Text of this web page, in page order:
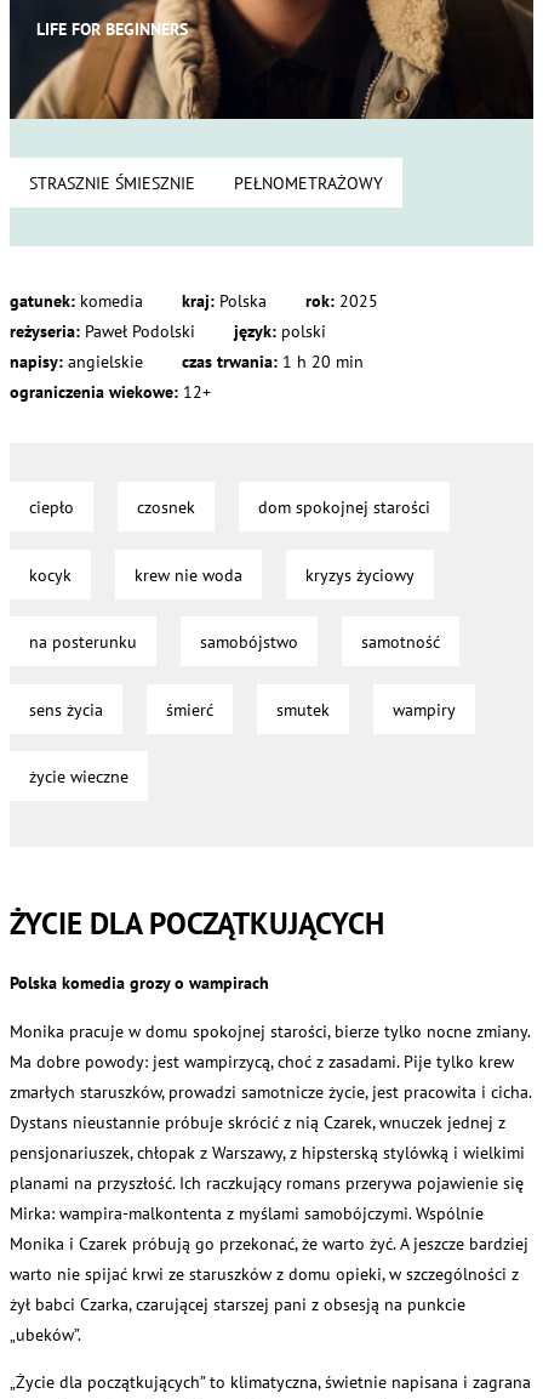
LIFE FOR BEGINNERS
STRASZNIE ŚMIESZNIE PEŁNOMETRAŻOWY
gatunek: komedia kraj: Polska rok: 2025
reżyseria: Paweł Podolski język: polski
napisy: angielskie czas trwania: 1 h 20 min
ograniczenia wiekowe: 12+
ciepło czosnek dom spokojnej starości
kocyk krew nie woda kryzys życiowy
na posterunku samobójstwo samotność
sens życia śmierć smutek wampiry
życie wieczne
ŻYCIE DLA POCZĄTKUJĄCYCH
Polska komedia grozy o wampirach
Monika pracuje w domu spokojnej starości, bierze tylko nocne zmiany.
Ma dobre powody: jest wampirzycą, choć z zasadami. Pije tylko krew
zmarłych staruszków, prowadzi samotnicze życie, jest pracowita i cicha.
Dystans nieustannie próbuje skrócić z nią Czarek, wnuczek jednej z
pensjonariuszek, chłopak z Warszawy, z hipsterską stylówką i wielkimi
planami na przyszłość. Ich raczkujący romans przerywa pojawienie się
Mirka: wampira-malkontenta z myślami samobójczymi. Wspólnie
Monika i Czarek próbują go przekonać, że warto żyć. A jeszcze bardziej
warto nie spijać krwi ze staruszków z domu opieki, w szczególności z
żył babci Czarka, czarującej starszej pani z obsesją na punkcie
„ubeków”.
„Życie dla początkujących” to klimatyczna, świetnie napisana i zagrana